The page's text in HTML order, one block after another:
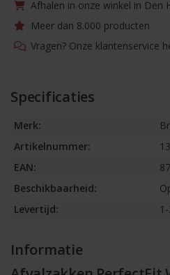
Afhalen in onze winkel in Den
Meer dan 8.000 producten
Vragen? Onze klantenservice
Specificaties
Merk:
Artikelnummer:
EAN:
Beschikbaarheid:
Levertijd:
Informatie